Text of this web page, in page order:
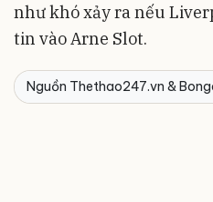
như khó xảy ra nếu
tin vào Arne Slot.
Nguồn Thethao247.vn &